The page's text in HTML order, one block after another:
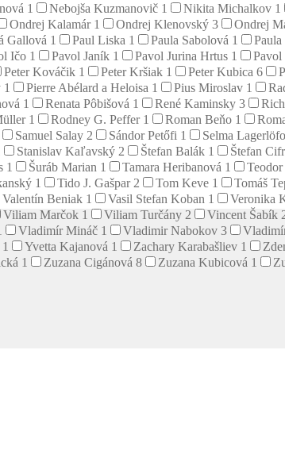
1 Nebojša Kuzmanovič 1 Nikita Michalkov 1
Ondrej Kalamár 1 Ondrej Klenovský 3 Ondrej
Gallová 1 Paul Liska 1 Paula Sabolová 1
Ičo 1 Pavol Janík 1 Pavol Jurina Hrtus 1 Pavol
Peter Kováčik 1 Peter Kršiak 1 Peter Kubica 6
1 Pierre Abélard a Heloisa 1 Pius Miroslav 1
1 Renata Pôbišová 1 René Kaminsky 3
1 Rodney G. Peffer 1 Roman Beňo 1
Samuel Salay 2 Sándor Petőfi 1 Selma
Stanislav Kaľavský 2 Štefan Balák 1 Štefan
1 Šuráb Marian 1 Tamara Heribanová 1
1 Tido J. Gašpar 2 Tom Keve 1 Tomáš
Valentín Beniak 1 Vasil Stefan Koban 1 Veronika
Viliam Marčok 1 Viliam Turčány 2 Vincent Šabík
Vladimír Mináč 1 Vladimir Nabokov 3
1 Yvetta Kajanová 1 Zachary Karabašliev 1
1 Zuzana Cigánová 8 Zuzana Kubicová 1